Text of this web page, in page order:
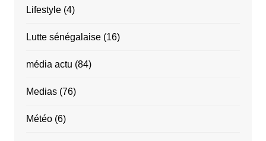
Lifestyle(4)
Lutte sénégalaise(16)
média actu (84)
Medias(76)
Météo(6)